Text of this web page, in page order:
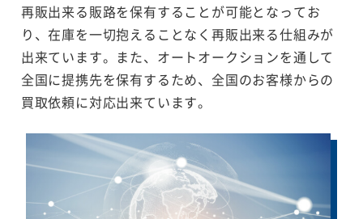
再販出来る販路を保有することが可能となってお
り、在庫を一切抱えることなく再販出来る仕組みが
出来ています。また、オートオークションを通して
全国に提携先を保有するため、全国のお客様からの
買取依頼に対応出来ています。